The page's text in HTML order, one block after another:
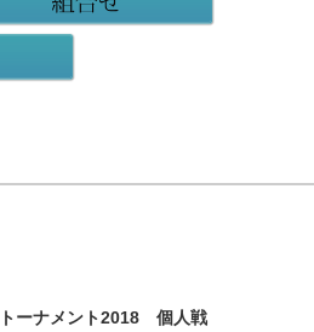
ーナメント2018 個人戦